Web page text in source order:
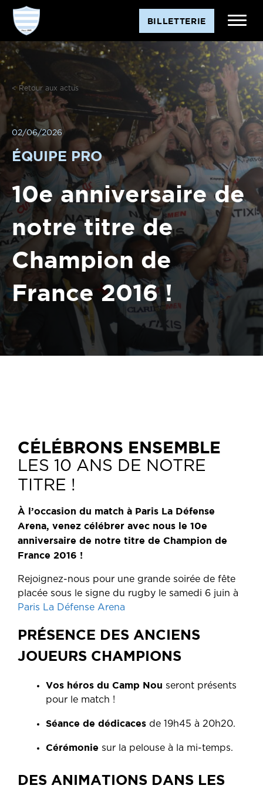
BILLETTERIE
< Retour aux actus
02/06/2026
ÉQUIPE PRO
10e anniversaire de
notre titre de
Champion de
France 2016 !
CÉLÉBRONS ENSEMBLE
LES 10 ANS DE NOTRE
TITRE !
À l’occasion du match à Paris La Défense
Arena, venez célébrer avec nous le 10e
anniversaire de notre titre de Champion de
France 2016 !
Rejoignez-nous pour une grande soirée de fête
placée sous le signe du rugby le samedi 6 juin à
Paris La Défense Arena
PRÉSENCE DES ANCIENS
JOUEURS CHAMPIONS
Vos héros du Camp Nou seront présents
pour le match !
Séance de dédicaces de 19h45 à 20h20.
Cérémonie sur la pelouse à la mi-temps.
DES ANIMATIONS DANS LES